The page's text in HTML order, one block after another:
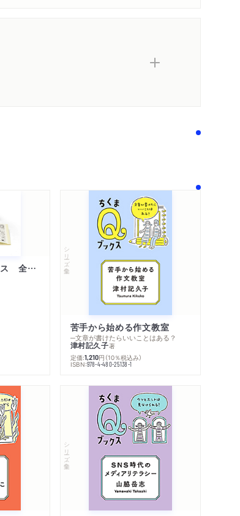
ムーミン・コミックス 全１４巻セット
シリーズ・全集
苦手から始める作文教室
─文章が書けたらいいことはある？
津村記久子著
定価:1,210円 （10％税込み）
ISBN:978-4-480-25138-1
シリーズ・全集